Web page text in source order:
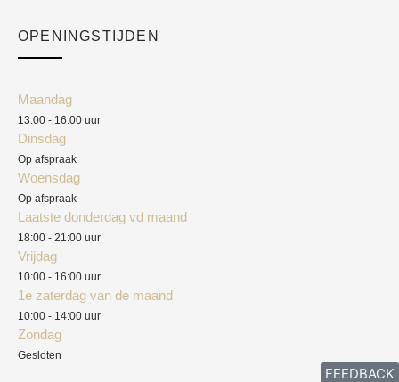
Academy
OPENINGSTIJDEN
Maandag
13:00 - 16:00 uur
Dinsdag
Op afspraak
Woensdag
Op afspraak
Laatste donderdag vd maand
18:00 - 21:00 uur
Vrijdag
10:00 - 16:00 uur
1e zaterdag van de maand
10:00 - 14:00 uur
Zondag
Gesloten
FEEDBACK